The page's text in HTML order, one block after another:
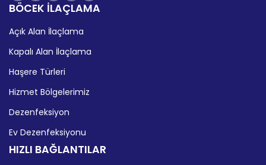
BÖCEK İLAÇLAMA
Açık Alan İlaçlama
Kapalı Alan İlaçlama
Haşere Türleri
Hizmet Bölgelerimiz
Dezenfeksiyon
Ev Dezenfeksiyonu
HIZLI BAĞLANTILAR